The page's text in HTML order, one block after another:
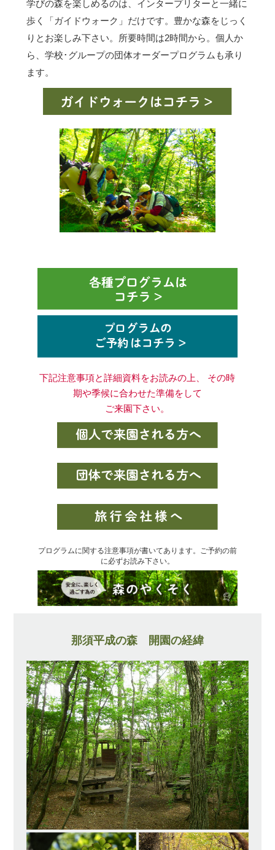
学びの森を楽しめるのは、インタープリターと一緒に
歩く「ガイドウォーク」だけです。豊かな森をじっく
りとお楽しみ下さい。所要時間は2時間から。個人か
ら、学校･グループの団体オーダープログラムも承り
ます。
下記注意事項と詳細資料をお読みの上、 その時
期や季候に合わせた準備をして
ご来園下さい。
プログラムに関する注意事項が書いてあります。ご予約の前
に必ずお読み下さい。
那須平成の森 開園の経緯